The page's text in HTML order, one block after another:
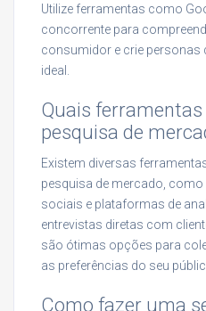
Utilize ferramentas como
concorrente para
consumidor e crie personas
ideal.
Quais
pesquisa de
Existem diversas
pesquisa de mercado, como
sociais e plataformas de
entrevistas diretas com
são ótimas opções para
as preferências do seu
Como fazer uma